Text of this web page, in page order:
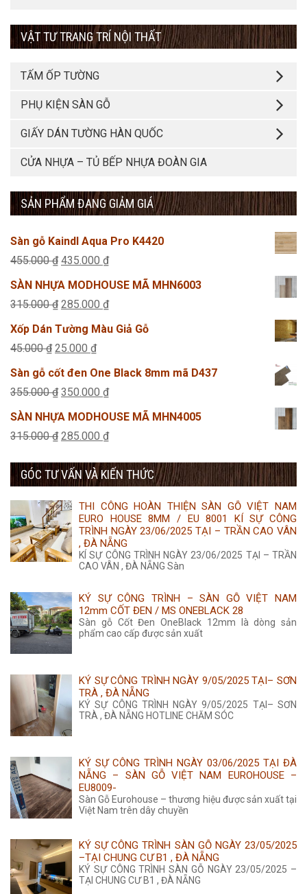
VẬT TƯ TRANG TRÍ NỘI THẤT
TẤM ỐP TƯỜNG
PHỤ KIỆN SÀN GỖ
GIẤY DÁN TƯỜNG HÀN QUỐC
CỬA NHỰA – TỦ BẾP NHỰA ĐOÀN GIA
SẢN PHẨM ĐANG GIẢM GIÁ
Sàn gỗ Kaindl Aqua Pro K4420
455.000₫ Giá
gốc
là:
435.000 ₫Giá
hiện
tại
435.000 ₫.
SÀN NHỰA MODHOUSE MÃ MHN6003
315.000₫ Giá
gốc
là:
285.000 ₫Giá
hiện
285.000 ₫.
Xốp Dán Tường Màu Giả Gỗ
45.000₫ Giá
gốc
là:
25.000 ₫Giá
hiện
tại
25.000 ₫.
Sàn gỗ cốt đen One Black 8mm mã D437
355.000₫ Giá
gốc
là:
350.000 ₫Giá
hiện
tại
350.000 ₫.
SÀN NHỰA MODHOUSE MÃ MHN4005
315.000₫ Giá
là:
285.000 ₫Giá
tại
285.000 ₫.
GÓC TƯ VẤN VÀ KIẾN THỨC
THI CÔNG HOÀN THIỆN SÀN GỖ VIỆT NAM
EURO HOUSE 8MM / EU 8001 KÍ SỰ CÔNG
TRÌNH NGÀY 23/06/2025 TẠI – TRẦN CAO VÂN
, ĐÀ NẴNG
KÍ SỰ CÔNG TRÌNH NGÀY 23/06/2025 TẠI – TRẦN
CAO VÂN , ĐÀ NẴNG Sàn
KÝ SỰ CÔNG TRÌNH – SÀN GỖ VIỆT NAM
12mm CỐT ĐEN / MS ONEBLACK 28
Sàn gỗ Cốt Đen OneBlack 12mm là dòng sản
phẩm cao cấp được sản xuất
KÝ SỰ CÔNG TRÌNH NGÀY 9/05/2025 TẠI– SƠN
TRÀ , ĐÀ NẴNG
KÝ SỰ CÔNG TRÌNH NGÀY 9/05/2025 TẠI– SƠN
TRÀ , ĐÀ NẴNG HOTLINE CHĂM SÓC
KÝ SỰ CÔNG TRÌNH NGÀY 03/06/2025 TẠI ĐÀ
NẴNG – SÀN GỖ VIỆT NAM EUROHOUSE –
EU8009-
Sàn Gỗ Eurohouse – thương hiệu được sản xuất tại
Việt Nam trên dây chuyền
KÝ SỰ CÔNG TRÌNH SÀN GỖ NGÀY 23/05/2025
–TẠI CHUNG CƯ B1 , ĐÀ NẴNG
KÝ SỰ CÔNG TRÌNH SÀN GỖ NGÀY 23/05/2025 –
TẠI CHUNG CƯ B1 , ĐÀ NẴNG